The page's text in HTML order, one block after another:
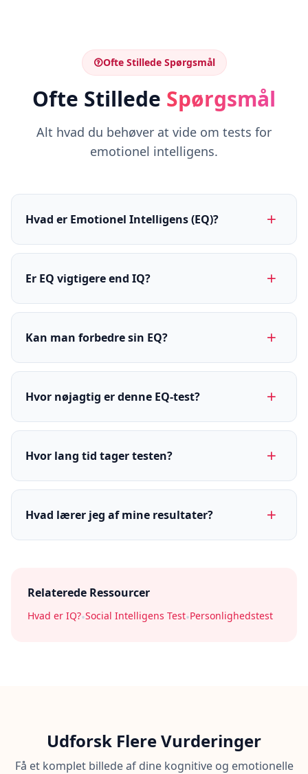
Ofte Stillede Spørgsmål
Ofte Stillede Spørgsmål
Alt hvad du behøver at vide om tests for
emotionel intelligens.
Hvad er Emotionel Intelligens (EQ)?
Er EQ vigtigere end IQ?
Kan man forbedre sin EQ?
Hvor nøjagtig er denne EQ-test?
Hvor lang tid tager testen?
Hvad lærer jeg af mine resultater?
Relaterede Ressourcer
Hvad er IQ?•Social Intelligens Test•Personlighedstest
Udforsk Flere Vurderinger
Få et komplet billede af dine kognitive og emotionelle